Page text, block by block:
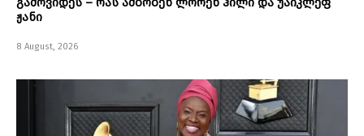
ჟანი
8 August, 2026